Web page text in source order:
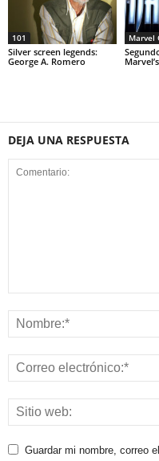
101
Silver screen legends:
George A. Romero
DEJA UNA RESPUESTA
Guardar mi nombre, correo